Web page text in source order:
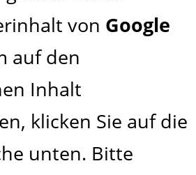
von Google
auf den
Inhalt
klicken Sie auf die
unten. Bitte